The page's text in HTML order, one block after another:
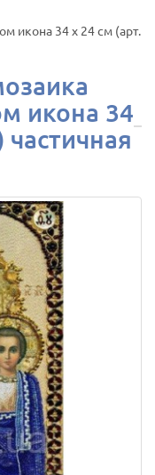
икона 34 х 24 см (арт.
икона 34
частичная